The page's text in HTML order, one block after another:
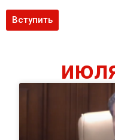
Вступить